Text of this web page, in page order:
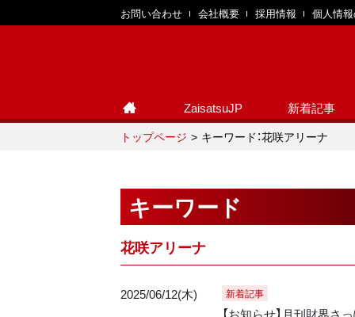
お問い合わせ 会社概要 採用情報 個人情
ZaisatsuJP 新着記事
トップページ キーワード：花咲アリーナ
キーワード
花咲アリーナ
2025/06/12(木) 新着記事